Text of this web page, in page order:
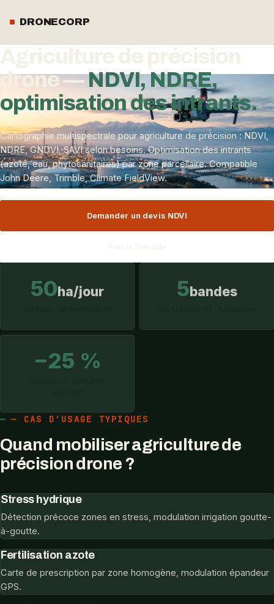
DRONECORP
— CARTOGRAPHIE MULTISPECTRALE
drone —NDVI, NDRE,
optimisation des intrants.
Cartographie multispectrale pour agriculture de précision : NDVI,
NDRE, GNDVI, SAVI selon besoins. Optimisation des intrants
(azote, eau, phytosanitaires) par zone parcellaire. Compatible
John Deere, Trimble, Climate FieldView.
Demander un devis NDVI
50ha/jour 5bandes
−25 %
— CAS D'USAGE TYPIQUES
Quand mobiliser agriculture de
précision drone ?
Stress hydrique
Détection précoce zones en stress, modulation irrigation goutte-
à-goutte.
Fertilisation azote
Carte de prescription par zone homogène, modulation épandeur
GPS.